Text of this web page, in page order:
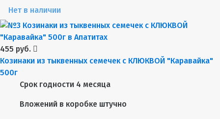
Нет в наличии
455 руб.
Козинаки из тыквенных семечек с КЛЮКВОЙ "Каравайка"
500г
Срок годности 4 месяца
Вложений в коробке штучно